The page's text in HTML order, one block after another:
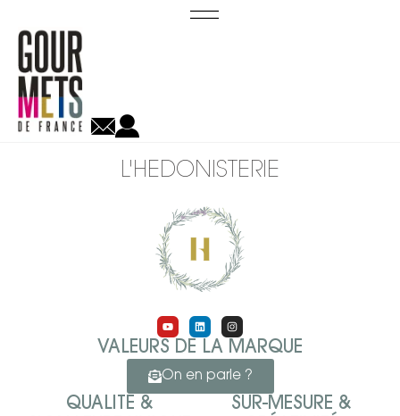
L'HEDONISTERIE
VALEURS DE LA MARQUE
On en parle ?
QUALITÉ &
SUR-MESURE &